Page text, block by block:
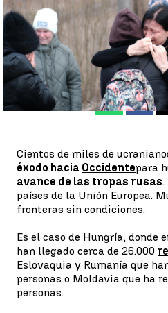
Antena 3 Noticias
Publicado:26 de febrero de
Whatsapp
Cientos de miles de
éxodo hacia Occidentepara
avance de las tropas rusas.
países de la Unión Europea.
fronteras sin condiciones.
Es el caso de Hungría, donde
han llegado cerca de 26.000
Eslovaquia y Rumanía que
personas o Moldavia que ha
personas.